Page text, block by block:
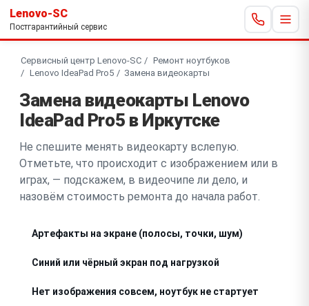
Lenovo-SC
Постгарантийный сервис
Сервисный центр Lenovo-SC
Ремонт ноутбуков
Lenovo IdeaPad Pro5
Замена видеокарты
Замена видеокарты Lenovo
IdeaPad Pro5 в Иркутске
Не спешите менять видеокарту вслепую.
Отметьте, что происходит с изображением или в
играх, — подскажем, в видеочипе ли дело, и
назовём стоимость ремонта до начала работ.
Артефакты на экране (полосы, точки, шум)
Синий или чёрный экран под нагрузкой
Нет изображения совсем, ноутбук не стартует